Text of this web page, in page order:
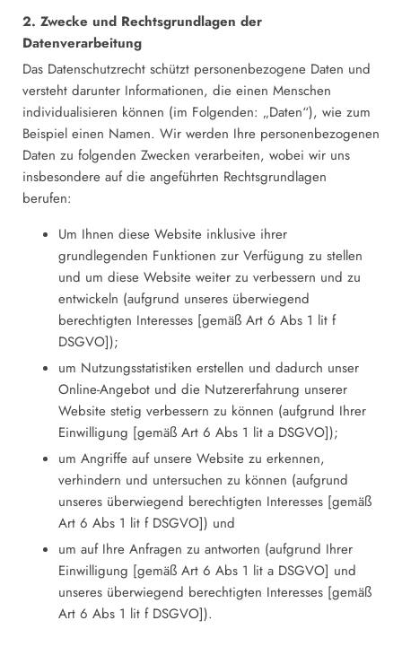
2. Zwecke und Rechtsgrundlagen der
Datenverarbeitung
Das Datenschutzrecht schützt personenbezogene Daten und
versteht darunter Informationen, die einen Menschen
individualisieren können (im Folgenden: „Daten“), wie zum
Beispiel einen Namen. Wir werden Ihre personenbezogenen
Daten zu folgenden Zwecken verarbeiten, wobei wir uns
insbesondere auf die angeführten Rechtsgrundlagen
berufen:
Um Ihnen diese Website inklusive ihrer
grundlegenden Funktionen zur Verfügung zu stellen
und um diese Website weiter zu verbessern und zu
entwickeln (aufgrund unseres überwiegend
berechtigten Interesses [gemäß Art 6 Abs 1 lit f
DSGVO]);
um Nutzungsstatistiken erstellen und dadurch unser
Online-Angebot und die Nutzererfahrung unserer
Website stetig verbessern zu können (aufgrund Ihrer
Einwilligung [gemäß Art 6 Abs 1 lit a DSGVO]);
um Angriffe auf unsere Website zu erkennen,
verhindern und untersuchen zu können (aufgrund
unseres überwiegend berechtigten Interesses [gemäß
Art 6 Abs 1 lit f DSGVO]) und
um auf Ihre Anfragen zu antworten (aufgrund Ihrer
Einwilligung [gemäß Art 6 Abs 1 lit a DSGVO] und
unseres überwiegend berechtigten Interesses [gemäß
Art 6 Abs 1 lit f DSGVO]).